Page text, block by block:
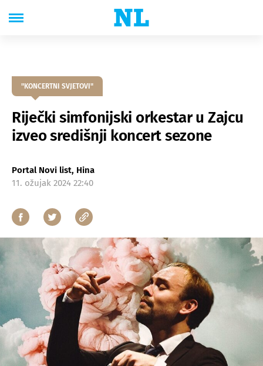
"KONCERTNI SVJETOVI"
Riječki simfonijski orkestar u Zajcu
izveo središnji koncert sezone
Portal Novi list, Hina
11. ožujak 2024 22:40